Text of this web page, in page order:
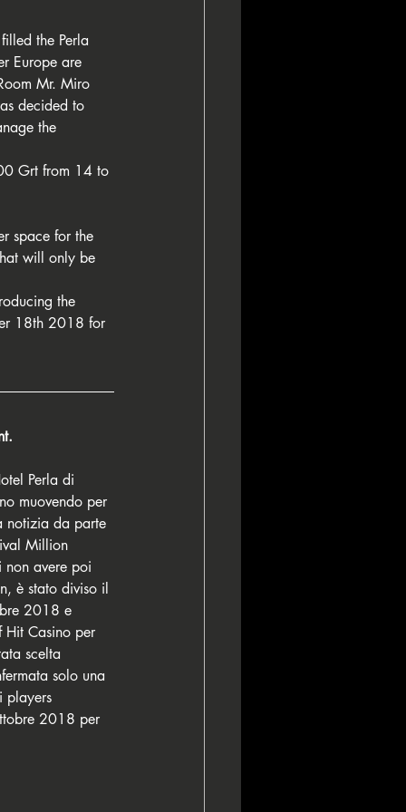
the Perla
Europe are
Mr. Miro
decided to
the
Grt from 14 to
space for the
will only be
the
18th 2018 for
Perla di
muovendo per
notizia da parte
Million
avere poi
è stato diviso il
2018 e
Casino per
scelta
solo una
players
2018 per